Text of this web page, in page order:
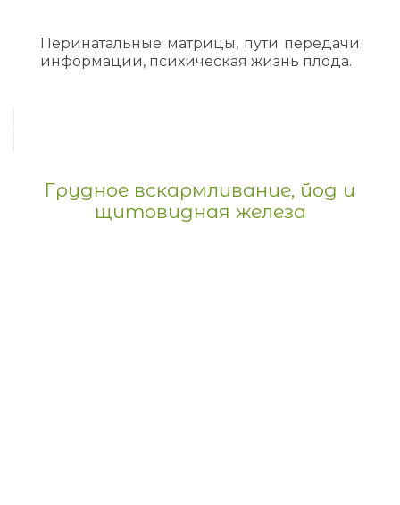
Перинатальные матрицы, пути передачи
информации, психическая жизнь плода.
Грудное вскармливание, йод и
щитовидная железа